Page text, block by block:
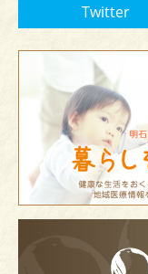
Twitter